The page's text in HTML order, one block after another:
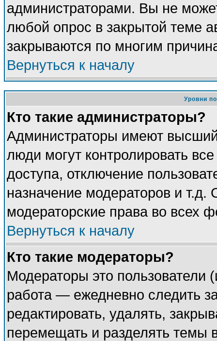
администраторами. Вы не
любой опрос в закрытой теме
закрываются по многим
Вернуться к началу
Уровни
Кто такие администраторы?
Администраторы имеют
люди могут контролировать
доступа, отключение
назначение модераторов и
модераторские права во всех
Вернуться к началу
Кто такие модераторы?
Модераторы это пользователи
работа — ежедневно следить
редактировать, удалять,
перемещать и разделять темы